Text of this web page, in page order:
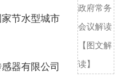
节水型城市
器有限公司
政府常务
会议解读
【图文解
读】